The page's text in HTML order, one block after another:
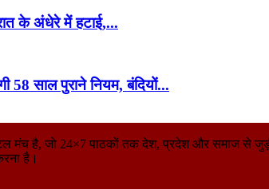
के अंधेरे में हटाई,...
साल पुराने नियम, बंदियों...
मंच है, जो 24×7 पाठकों तक देश, प्रदेश और समाज से जुड़ी
है।